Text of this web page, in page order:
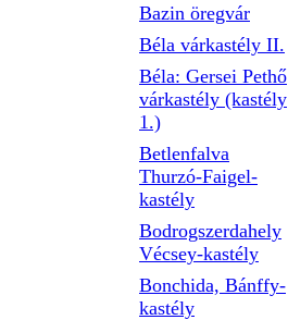
Bazin öregvár
Béla várkastély II.
Béla: Gersei Pethő
várkastély (kastély
1.)
Betlenfalva
Thurzó-Faigel-
kastély
Bodrogszerdahely
Vécsey-kastély
Bonchida, Bánffy-
kastély